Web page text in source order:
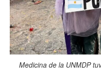
Medicina de la UNMDP